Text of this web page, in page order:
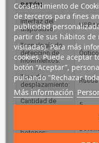
RATÓN
Interfaz del
dispositivo:
USB
Tecnología de
detección de
movimientos:
Óptico
Tipo de
desplazamiento:
Rueda
Cantidad de
5
botones:
Consentimiento de
de terceros para fines
publicidad
partir de sus hábitos de
visitadas). Para más
cookies. Puede aceptar
botón “Aceptar”,
pulsando "Rechazar
Más información